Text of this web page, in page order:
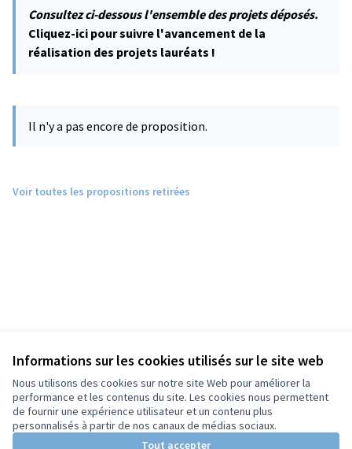
Informations sur les cookies utilisés sur le site web
Nous utilisons des cookies sur notre site Web pour améliorer la
performance et les contenus du site. Les cookies nous permettent
de fournir une expérience utilisateur et un contenu plus
personnalisés à partir de nos canaux de médias sociaux.
Tout accepter
Consultez ci-dessous l'ensemble des projets déposés.
Cliquez-ici pour suivre l'avancement de la
réalisation des projets lauréats !
Il n'y a pas encore de proposition.
Voir toutes les propositions retirées